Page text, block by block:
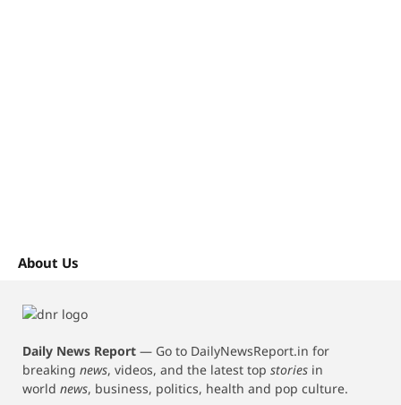
About Us
Daily News Report — Go to DailyNewsReport.in for
breaking news, videos, and the latest top stories in
world news, business, politics, health and pop culture.